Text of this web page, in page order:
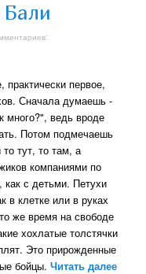
первое,
Сначала думаешь -
много?", ведь вроде
Потом подмечаешь
тут, то там, а
компаниями по
как с детьми. Петухи
в клетке или в руках
же время на свободе
хохлатые толстячки
Это прирожденные
бойцы.Читать далее